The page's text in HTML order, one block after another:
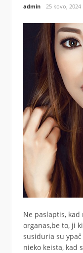
admin 25 kovo, 2024
Ne paslaptis,
organas,be to, ji
susiduria su
nieko keista, kad